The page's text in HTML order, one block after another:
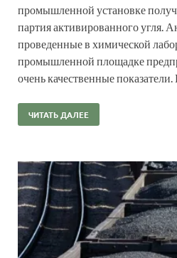
промышленной установке
партия активированного угля.
проведенные в химической
промышленной площадке
очень качественные
ЧИТАТЬ ДАЛЕЕ